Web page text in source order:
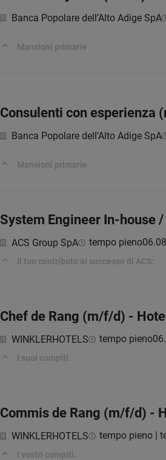
Banca Popolare dell’Alto Adige SpA
Mansioni primarie
Consulenti con esperienza
Banca Popolare dell’Alto Adige SpA
Mansioni primarie
System Engineer In-house
ACS Group SpA tempo pieno
Il tuo contributo al successo di ACS:
Chef de Rang (m/f/d) -
WINKLERHOTELS tempo pieno
I suoi compiti:
Commis de Rang (m/f/d) -
WINKLERHOTELS tempo pieno |
I vostri compiti: